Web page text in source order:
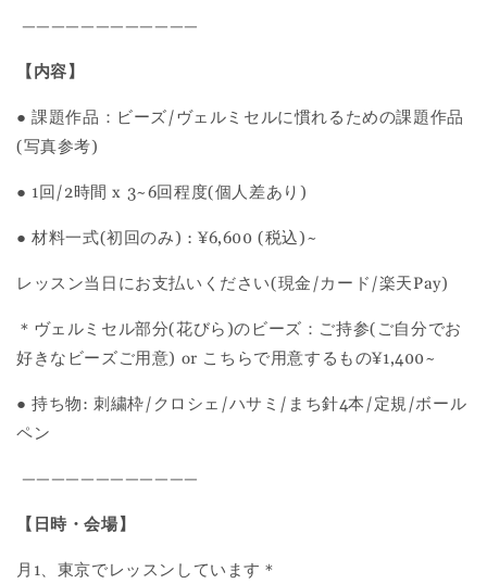
————————————
【内容】
● 課題作品：ビーズ/ヴェルミセルに慣れるための課題作品
(写真参考)
● 1回/2時間 x 3~6回程度(個人差あり)
● 材料一式(初回のみ) : ¥6,600 (税込)~
レッスン当日にお支払いください(現金/カード/楽天Pay)
＊ヴェルミセル部分(花びら)のビーズ： ご持参(ご自分でお
好きなビーズご用意) or こちらで用意するもの¥1,400~
● 持ち物: 刺繍枠/クロシェ/ハサミ/まち針4本/定規/ボール
ペン
————————————
【日時・会場】
月1、東京でレッスンしています＊